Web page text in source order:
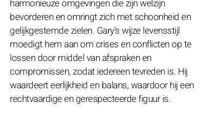
harmonieuze omgevingen die zijn welzijn
bevorderen en omringt zich met schoonheid en
gelijkgestemde zielen. Gary's wijze levensstijl
moedigt hem aan om crises en conflicten op te
lossen door middel van afspraken en
compromissen, zodat iedereen tevreden is. Hij
waardeert eerlijkheid en balans, waardoor hij een
rechtvaardige en gerespecteerde figuur is.